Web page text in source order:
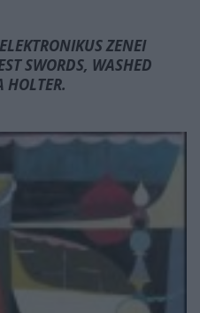
ZENEI
SWORDS, WASHED
HOLTER.